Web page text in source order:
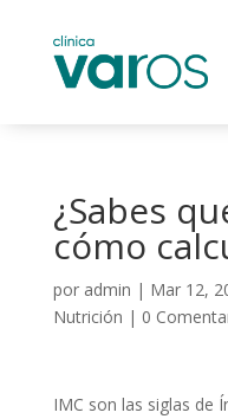
¿Sabes
cómo
por admin | Mar 12,
Nutrición | 0
IMC son las siglas de